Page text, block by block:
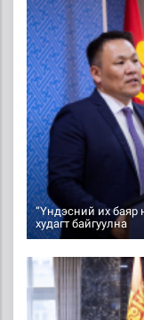
“Үндэсний их
худагт байгуулна